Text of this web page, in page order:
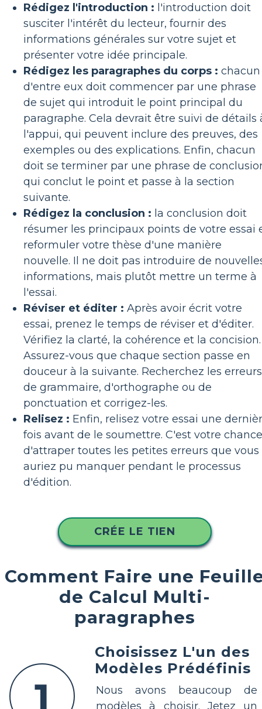
Rédigez l'introduction : l'introduction doit
susciter l'intérêt du lecteur, fournir des
informations générales sur votre sujet et
présenter votre idée principale.
Rédigez les paragraphes du corps : chacun
d'entre eux doit commencer par une phrase
de sujet qui introduit le point principal du
paragraphe. Cela devrait être suivi de détails
l'appui, qui peuvent inclure des preuves, des
exemples ou des explications. Enfin, chacun
doit se terminer par une phrase de
qui conclut le point et passe à la section
suivante.
Rédigez la conclusion : la conclusion doit
résumer les principaux points de votre essai
reformuler votre thèse d'une manière
nouvelle. Il ne doit pas introduire de
informations, mais plutôt mettre un terme à
l'essai.
Réviser et éditer : Après avoir écrit votre
essai, prenez le temps de réviser et d'éditer.
Vérifiez la clarté, la cohérence et la concision.
Assurez-vous que chaque section passe en
douceur à la suivante. Recherchez les erreurs
de grammaire, d'orthographe ou de
ponctuation et corrigez-les.
Relisez : Enfin, relisez votre essai une
fois avant de le soumettre. C'est votre chance
d'attraper toutes les petites erreurs que vous
auriez pu manquer pendant le processus
d'édition.
CRÉE LE TIEN
Comment Faire une
de Calcul Multi-
paragraphes
1
Choisissez L'un des
Modèles Prédéfinis
Nous avons beaucoup de
modèles à choisir. Jetez un